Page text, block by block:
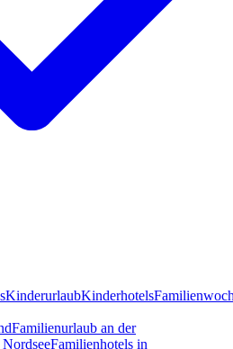
KinderurlaubKinderhotels
Familienurlaub an der
Familienhotels in